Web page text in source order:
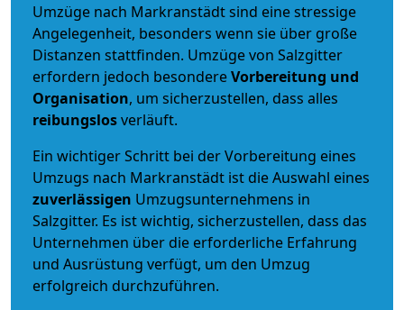
Umzüge nach Markranstädt sind eine stressige
Angelegenheit, besonders wenn sie über große
Distanzen stattfinden. Umzüge von Salzgitter
erfordern jedoch besondereVorbereitung und
Organisation, um sicherzustellen, dass alles
reibungslosverläuft.
Ein wichtiger Schritt bei der Vorbereitung eines
Umzugs nach Markranstädt ist die Auswahl eines
zuverlässigen Umzugsunternehmens in
Salzgitter. Es ist wichtig, sicherzustellen, dass das
Unternehmen über die erforderliche Erfahrung
und Ausrüstung verfügt, um den Umzug
erfolgreich durchzuführen.